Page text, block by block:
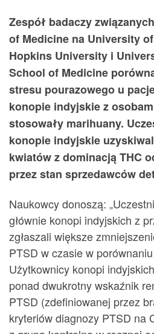
Zespół badaczy
of Medicine na University
Hopkins University i
School of Medicine
stresu pourazowego u
konopie indyjskie z
stosowały marihuany.
konopie indyjskie
kwiatów z dominacją THC
przez stan sprzedawców
Naukowcy donoszą:
głównie konopi indyjskich z
zgłaszali większe
PTSD w czasie w
Użytkownicy konopi
ponad dwukrotny wskaźnik
PTSD (zdefiniowanej przez
kryteriów diagnozy PTSD na